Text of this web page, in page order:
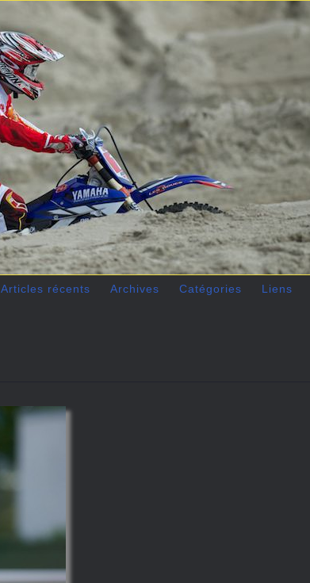
Articles récents Archives Catégories Liens